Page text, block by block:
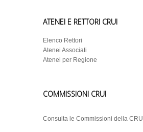
ATENEI E RETTORI CRUI
Elenco Rettori
Atenei Associati
Atenei per Regione
COMMISSIONI CRUI
Consulta le Commissioni della CRUI